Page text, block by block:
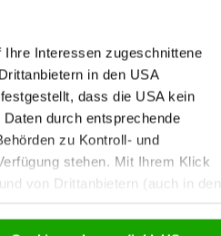
Interessen zugeschnittene
in den USA
dass die USA kein
durch entsprechende
zu Kontroll- und
stehen. Mit Ihrem Klick
von Drittanbietern (auch in den